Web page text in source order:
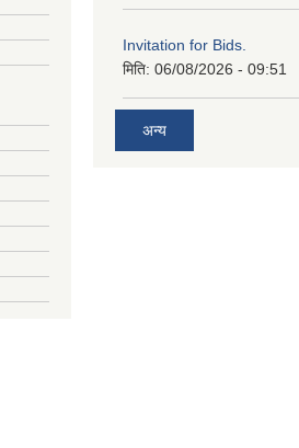
Invitation for Bids.
मिति: 06/08/2026 - 09:51
अन्य